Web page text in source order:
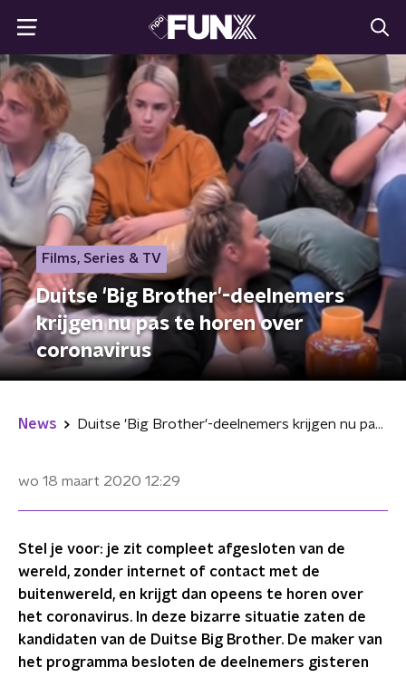
Films, Series & TV
Duitse 'Big Brother'-deelnemers
krijgen nu pas te horen over
coronavirus
News Duitse 'Big Brother'-deelnemers krijgen nu pas te horen over coronavirus
wo 18 maart 2020 12:29
Stel je voor: je zit compleet afgesloten van de
wereld, zonder internet of contact met de
buitenwereld, en krijgt dan opeens te horen over
het coronavirus. In deze bizarre situatie zaten de
kandidaten van de Duitse Big Brother. De maker van
het programma besloten de deelnemers gisteren